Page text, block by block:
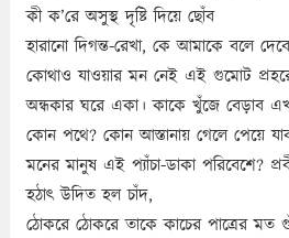
কী ক’রে অসুস্থ দৃষ্টি দিয়ে ছোঁব
হারানো দিগন্ত-রেখা, কে আমাকে বলে
কোথাও যাওয়ার মন নেই এই গুমোট
অন্ধকার ঘরে একা। কাকে খুঁজে বেড়াব
কোন পথে? কোন আস্তানায় গেলে পেয়ে
মনের মানুষ এই প্যাঁচা-ডাকা পরিবেশে?
হঠাৎ উদিত হল চাঁদ,
ঠোকরে ঠোকরে তাকে কাচের পাত্রের মত